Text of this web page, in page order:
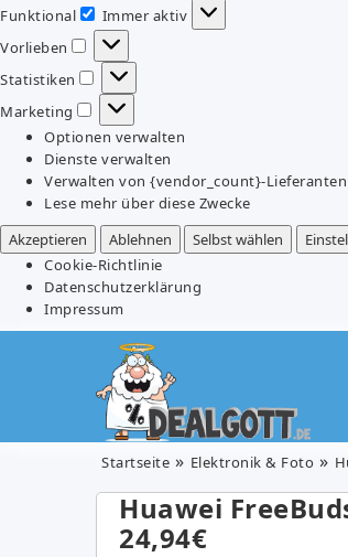
Funktional
Funktional
Immer aktiv
Vorlieben
Vorlieben
Statistiken
Statistiken
Marketing
Marketing
Optionen verwalten
Dienste verwalten
Verwalten von {vendor_count}-Lieferanten
Lese mehr über diese Zwecke
Akzeptieren
Ablehnen Selbst wählen
Cookie-Richtlinie
Datenschutzerklärung
Impressum
Startseite Elektronik & Foto
Huawei
24,94€